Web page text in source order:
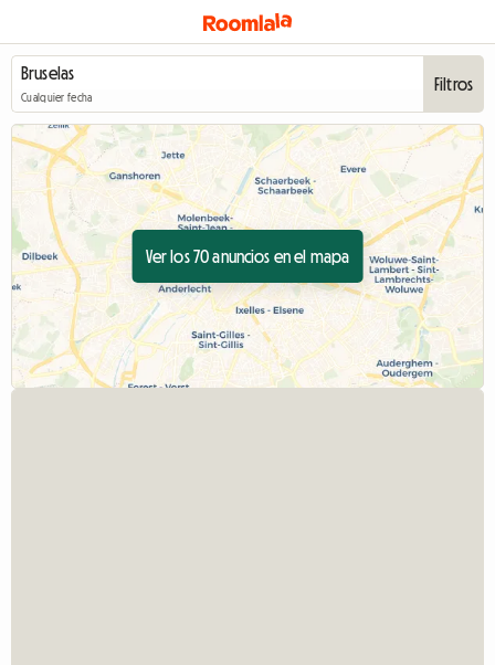
Cualquier fecha
Filtros
Ver los 70 anuncios en el mapa